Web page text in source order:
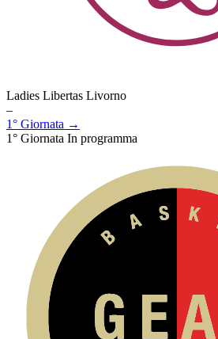
Ladies Libertas Livorno
–
1° Giornata →
1° Giornata In programma